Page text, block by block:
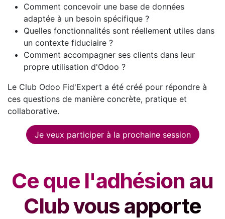
Comment concevoir une base de données
adaptée à un besoin spécifique ?
Quelles fonctionnalités sont réellement utiles dans
un contexte fiduciaire ?
Comment accompagner ses clients dans leur
propre utilisation d'Odoo ?
Le Club Odoo Fid'Expert a été créé pour répondre à
ces questions de manière concrète, pratique et
collaborative.
Je veux participer à la prochaine session
Ce que l'adhésion au
Club vous apporte